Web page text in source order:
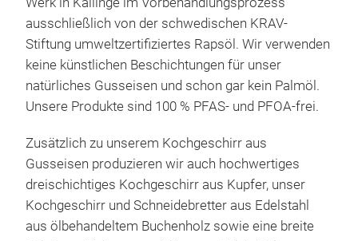
ausschließlich von der schwedischen KRAV-
Stiftung umweltzertifiziertes Rapsöl. Wir verwenden
keine künstlichen Beschichtungen für unser
natürliches Gusseisen und schon gar kein Palmöl.
Unsere Produkte sind 100 % PFAS- und PFOA-frei.
Zusätzlich zu unserem Kochgeschirr aus
Gusseisen produzieren wir auch hochwertiges
dreischichtiges Kochgeschirr aus Kupfer, unser
Kochgeschirr und Schneidebretter aus Edelstahl
aus ölbehandeltem Buchenholz sowie eine breite